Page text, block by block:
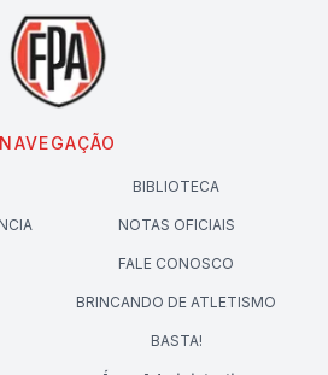
NAVEGAÇÃO
BIBLIOTECA
NOTAS OFICIAIS
FALE CONOSCO
BRINCANDO DE ATLETISMO
BASTA!